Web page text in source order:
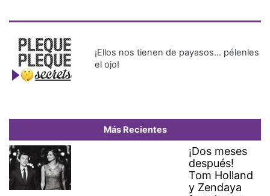
¡Ellos nos tienen de payasos… pélenles
el ojo!
Más Recientes
¡Dos meses
después!
Tom Holland
y Zendaya